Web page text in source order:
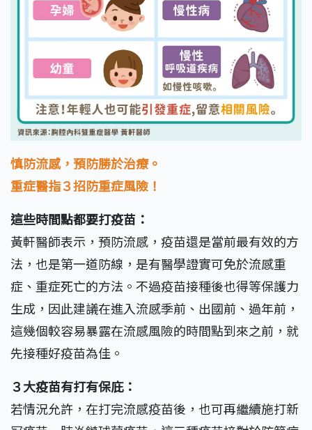
慎防流感，預防勝於治療。
重症醫指３招防重症風險！
這些時間點都要打疫苗：
黃軒醫師表示，預防流感，疫苗還是當前最有效的方
法，也是第一道防線，是有醫學證實可免於流感重
症、重症死亡的方法。不過疫苗接種後也得等保護力
生成，因此建議在進入流感季前、出國前、過年前，
這幾個較容易暴露在流感風險的時間點到來之前，就
先接種好疫苗為佳。
３大疫苗有打有保庇：
若情況允許，在打完流感疫苗後，也可再繼續施打新